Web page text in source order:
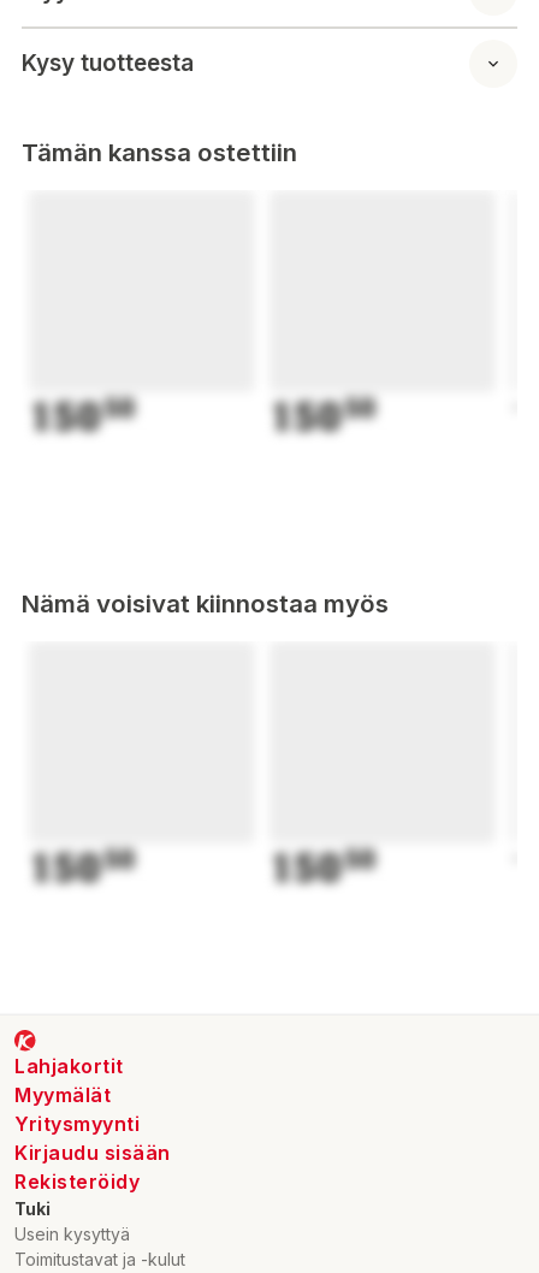
Kysy tuotteesta
Tämän kanssa ostettiin
15050 15050
Nämä voisivat kiinnostaa myös
15050 15050
Lahjakortit
Myymälät
Yritysmyynti
Kirjaudu sisään
Rekisteröidy
Tuki
Usein kysyttyä
Toimitustavat ja -kulut